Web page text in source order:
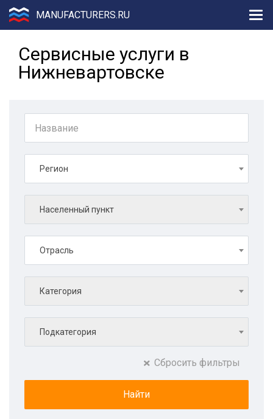
MANUFACTURERS.RU
Сервисные услуги в
Нижневартовске
Регион
Населенный пункт
Отрасль
Категория
Подкатегория
Сбросить фильтры